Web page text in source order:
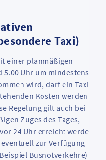
Taxi)
einer planmäßigen
Uhr um mindestens 60
wird, darf ein Taxi
Kosten werden bis
Regelung gilt auch bei
Zuges des Tages,
24 Uhr erreicht werden
zur Verfügung
Busnotverkehre) zu